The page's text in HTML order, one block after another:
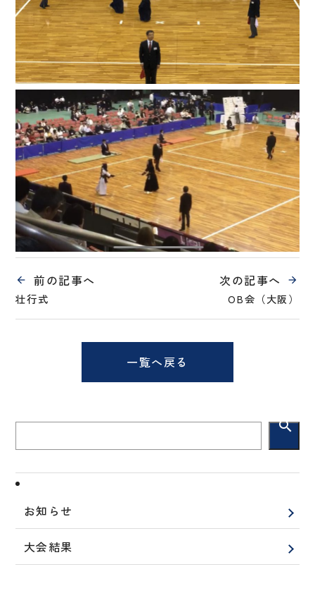
前の記事へ
壮行式
次の記事へ
OB会（大阪）
一覧へ戻る
search
お知らせ
大会結果